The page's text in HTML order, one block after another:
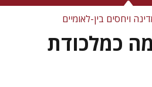
ויחסים בין-לאומיים
כמלכודת